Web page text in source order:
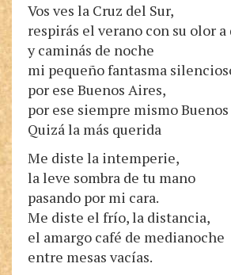
Vos ves la Cruz del Sur,
respirás el verano con su olor a
y caminás de noche
mi pequeño fantasma
por ese Buenos Aires,
por ese siempre mismo
Quizá la más querida
Me diste la intemperie,
la leve sombra de tu mano
pasando por mi cara.
Me diste el frío, la distancia,
el amargo café de medianoche
entre mesas vacías.